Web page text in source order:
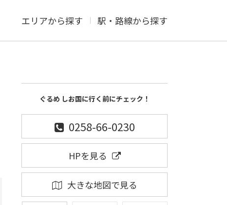
エリアから探す 駅・路線から探す
ぐるめ しお国に行く前にチェック！
0258-66-0230
HPを見る
大きな地図で見る